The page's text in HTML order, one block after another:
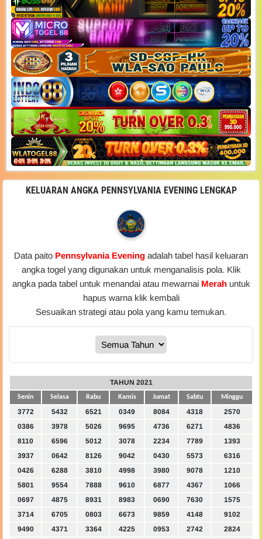
KELUARAN ANGKA PENNSYLVANIA EVENING LENGKAP
Data paito Pennsylvania Evening adalah tabel hasil keluaran
angka togel yang digunakan untuk menganalisis pola. Klik
angka pada tabel untuk menandai atau mewarnai Merahuntuk
hapus warna klik kembali
Sesuaikan strategi atau pola yang kamu temukan.
TAHUN 2021
Senin Selasa Rabu Kamis Jumat Sabtu Minggu
3772 5432 6521 0349 8084 4318
2570
0386
3978 5026 9695 4736 6271
4836
8110
6596 5012 3078 2234 7789
1393
3937
0642 8126 9042 0430 5573
6316
0426
6288 3810 4998 3980 9078
1210
5801
9554 7888 9610 6877 4367
1066
0697
4875 8931 8983 0690 7630
1575
3714
6705 0803 6673 9859 4148
9102
9490
4371 3364 4225 0953 2742
2824